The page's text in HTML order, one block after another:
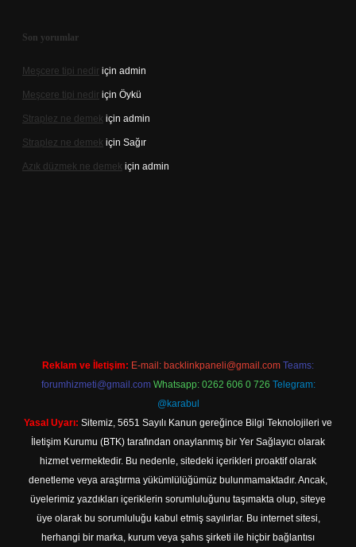
Son yorumlar
Meşcere tipi nedir için admin
Meşcere tipi nedir için Öykü
Straplez ne demek için admin
Straplez ne demek için Sağır
Azık düzmek ne demek için admin
Reklam ve İletişim: E-mail: backlinkpaneli@gmail.com Teams:
forumhizmeti@gmail.com Whatsapp: 0262 606 0 726 Telegram:
@karabul
Yasal Uyarı: Sitemiz, 5651 Sayılı Kanun gereğince Bilgi Teknolojileri ve
İletişim Kurumu (BTK) tarafından onaylanmış bir Yer Sağlayıcı olarak
hizmet vermektedir. Bu nedenle, sitedeki içerikleri proaktif olarak
denetleme veya araştırma yükümlülüğümüz bulunmamaktadır. Ancak,
üyelerimiz yazdıkları içeriklerin sorumluluğunu taşımakta olup, siteye
üye olarak bu sorumluluğu kabul etmiş sayılırlar. Bu internet sitesi,
herhangi bir marka, kurum veya şahıs şirketi ile hiçbir bağlantısı